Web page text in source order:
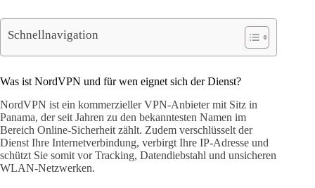
Schnellnavigation
Was ist NordVPN und für wen eignet sich der Dienst?
NordVPN ist ein kommerzieller VPN-Anbieter mit Sitz in
Panama, der seit Jahren zu den bekanntesten Namen im
Bereich Online-Sicherheit zählt. Zudem verschlüsselt der
Dienst Ihre Internetverbindung, verbirgt Ihre IP-Adresse und
schützt Sie somit vor Tracking, Datendiebstahl und unsicheren
WLAN-Netzwerken.